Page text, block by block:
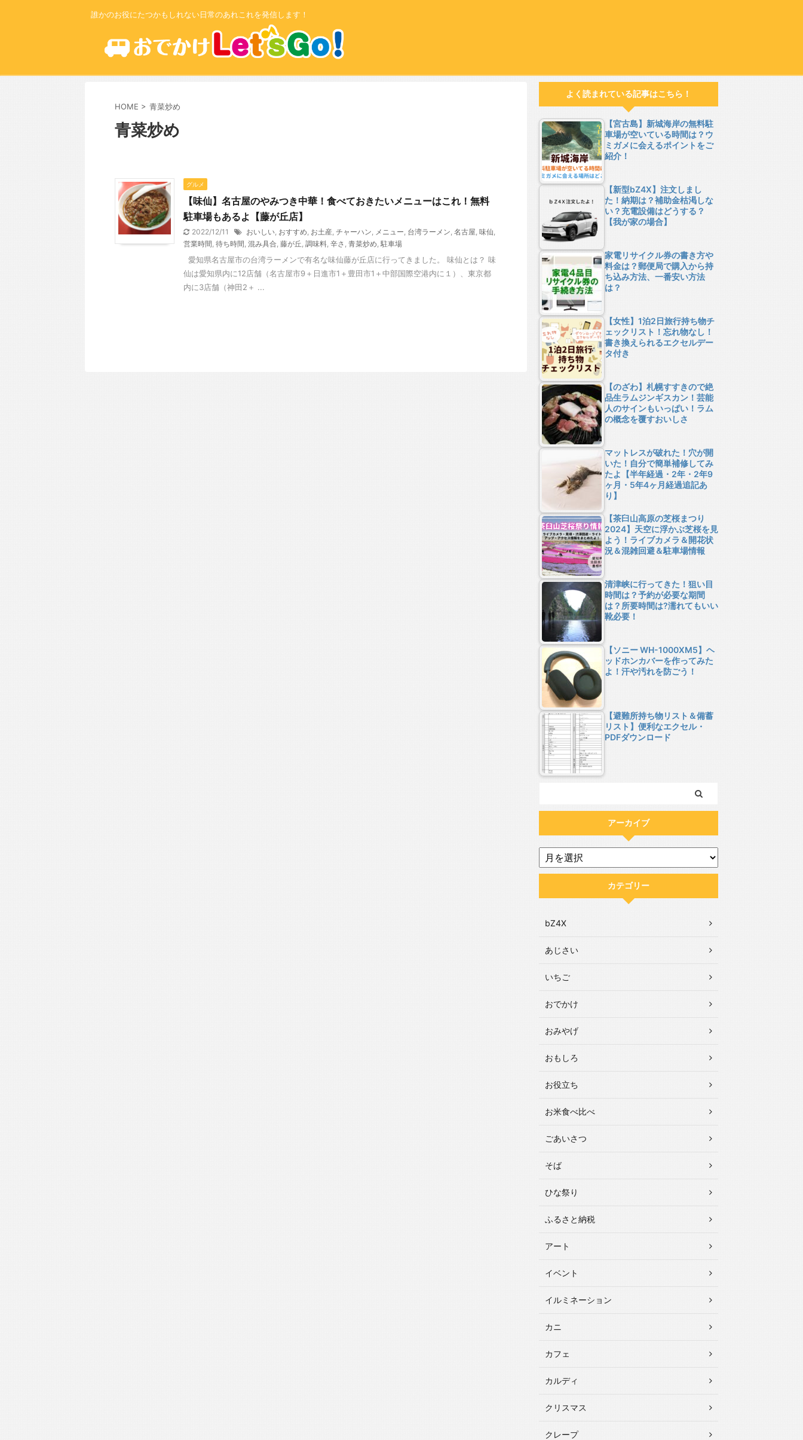
誰かのお役にたつかもしれない日常のあれこれを発信します！
HOME > 青菜炒め
青菜炒め
グルメ
【味仙】名古屋のやみつき中華！食べておきたいメニューはこれ！無料
駐車場もあるよ【藤が丘店】
2022/12/11 おいしい, おすすめ, お土産, チャーハン, メニュー, 台湾ラーメン, 名古屋, 味仙,
営業時間, 待ち時間, 混み具合, 藤が丘, 調味料, 辛さ , 青菜炒め, 駐車場
愛知県名古屋市の台湾ラーメンで有名な味仙藤が丘店に行ってきました。 味仙とは？ 味
仙は愛知県内に12店舗（名古屋市9＋日進市1＋豊田市1＋中部国際空港内に１）、東京都
内に3店舗（神田2＋ ...
よく読まれている記事はこちら！
【宮古島】新城海岸の無料駐
車場が空いている時間は？ウ
ミガメに会えるポイントをご
紹介！
【新型bZ4X】注文しまし
た！納期は？補助金枯渇しな
い？充電設備はどうする？
【我が家の場合】
家電リサイクル券の書き方や
料金は？郵便局で購入から持
ち込み方法、一番安い方法
は？
【女性】1泊2日旅行持ち物チ
ェックリスト！忘れ物なし！
書き換えられるエクセルデー
タ付き
【のざわ】札幌すすきので絶
品生ラムジンギスカン！芸能
人のサインもいっぱい！ラム
の概念を覆すおいしさ
マットレスが破れた！穴が開
いた！自分で簡単補修してみ
たよ【半年経過・2年・2年9
ヶ月・5年4ヶ月経過追記あ
り】
【茶臼山高原の芝桜まつり
2024】天空に浮かぶ芝桜を見
よう！ライブカメラ＆開花状
況＆混雑回避＆駐車場情報
清津峡に行ってきた！狙い目
時間は？予約が必要な期間
は？所要時間は?濡れてもいい
靴必要！
【ソニー WH-1000XM5】ヘ
ッドホンカバーを作ってみた
よ！汗や汚れを防ごう！
【避難所持ち物リスト＆備蓄
リスト】便利なエクセル・
PDFダウンロード
アーカイブ
カテゴリー
bZ4X
あじさい
いちご
おでかけ
おみやげ
おもしろ
お役立ち
お米食べ比べ
ごあいさつ
そば
ひな祭り
ふるさと納税
アート
イベント
イルミネーション
カニ
カフェ
カルディ
クリスマス
クレープ